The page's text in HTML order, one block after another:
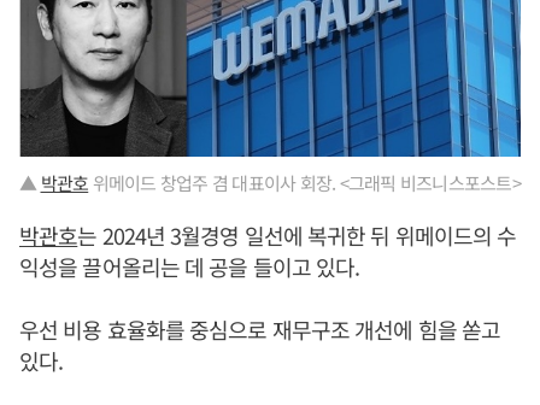
▲ 박관호 위메이드 창업주 겸 대표이사 회장. <그래픽 비즈니스포스트>
박관호는 2024년 3월경영 일선에 복귀한 뒤 위메이드의 수
익성을 끌어올리는 데 공을 들이고 있다.
우선 비용 효율화를 중심으로 재무구조 개선에 힘을 쏟고
있다.